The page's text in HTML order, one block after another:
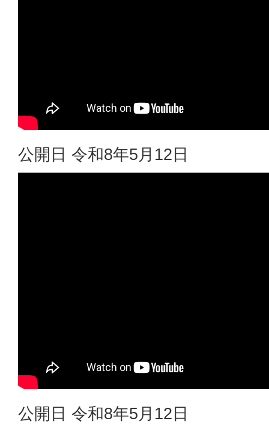
公開日 令和8年5月12日
公開日 令和8年5月12日